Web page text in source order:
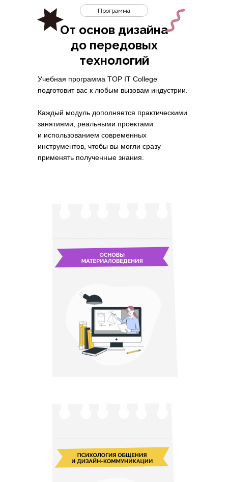
От основ дизайна
до передовых
технологий
Программа
Учебная программа TOP IT College
подготовит вас к любым вызовам индустрии.
Каждый модуль дополняется практическими
занятиями, реальными проектами
и использованием современных
инструментов, чтобы вы могли сразу
применять полученные знания.